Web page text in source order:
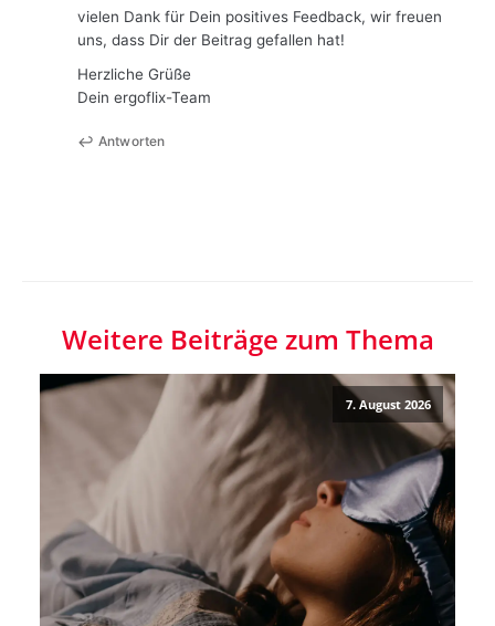
vielen Dank für Dein positives Feedback, wir freuen
uns, dass Dir der Beitrag gefallen hat!
Herzliche Grüße
Dein ergoflix-Team
Antworten
Weitere Beiträge zum Thema
7. August 2026